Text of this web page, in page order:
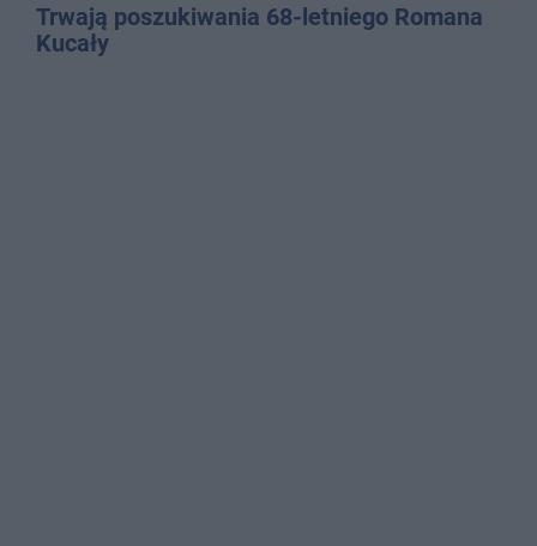
Trwają poszukiwania 68-letniego Romana
Kucały